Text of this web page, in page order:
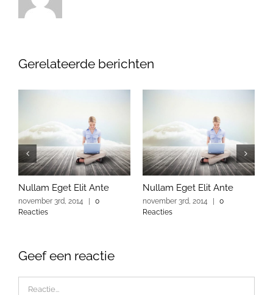
Gerelateerde berichten
Nullam Eget Elit Ante
november 3rd, 2014
0
Reacties
Nullam Eget Elit Ante
november 3rd, 2014
0
Reacties
Geef een reactie